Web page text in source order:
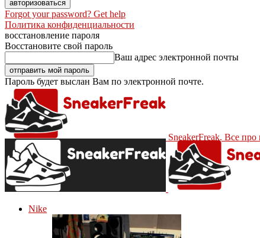
Forgot your password? Get help
Политика конфиденциальности
восстановление пароля
Восстановите свой пароль
Ваш адрес электронной почты
Пароль будет выслан Вам по электронной почте.
SneakerFreak. Все
Nike